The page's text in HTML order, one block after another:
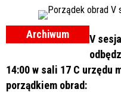
Archiwum
V
14:00 w sali 17 C urzędu
porządkiem obrad: